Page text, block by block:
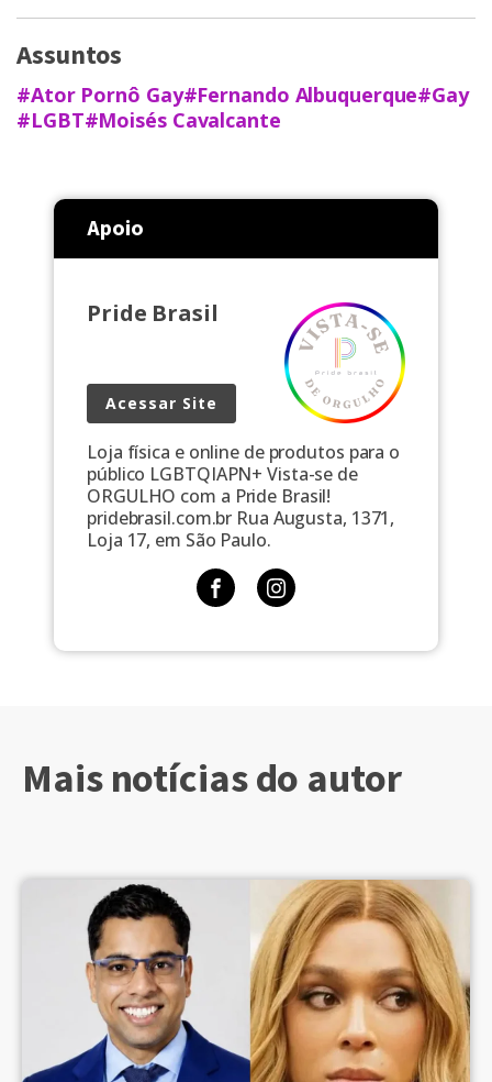
Assuntos
#Ator Pornô Gay#Fernando Albuquerque#Gay
#LGBT#Moisés Cavalcante
Apoio
Pride Brasil
Acessar Site
Loja física e online de produtos para o
público LGBTQIAPN+ Vista-se de
ORGULHO com a Pride Brasil!
pridebrasil.com.br Rua Augusta, 1371,
Loja 17, em São Paulo.
Mais notícias do autor